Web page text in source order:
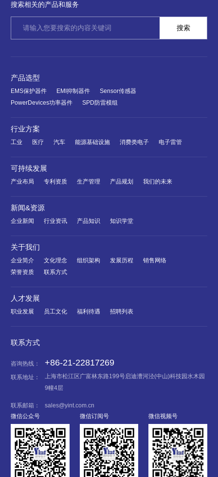
搜索相关的产品和服务
产品选型
EMS保护器件 EMI抑制器件
Sensor传感器
PowerDevices功率器件
SPD防雷模组
行业方案
工业 医疗 汽车 能源基础设施 消费类电子 电子雷管
可持续发展
产业布局 专利资质 生产管理 产品规划 我们的未来
新闻&资源
企业新闻 行业资讯 产品知识 知识学堂
关于我们
企业简介 文化理念 组织架构 发展历程
销售网络
荣誉资质
联系方式
人才发展
职业发展 员工文化 福利待遇 招聘列表
联系方式
咨询热线： +86-21-22817269
联系地址：
上海市松江区广富林东路199号启迪漕河泾(中山)科技园水木园
9幢4层
联系邮箱：
sales@yint.com.cn
微信公众号
微信订阅号 微信视频号